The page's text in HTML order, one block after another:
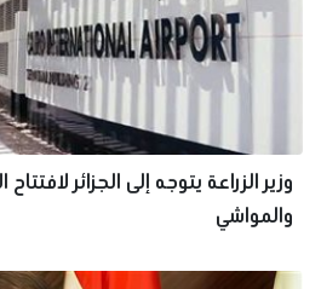
وزير الزراعة يتوجه إلى الجزائر
والمواشي